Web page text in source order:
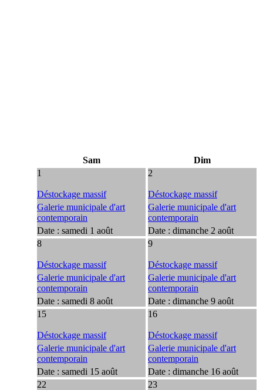
Sam
Dim
1
Déstockage massif
Galerie municipale d'art
contemporain
Date : samedi 1 août
2
Déstockage massif
Galerie municipale d'art
contemporain
Date : dimanche 2 août
8
Déstockage massif
Galerie municipale d'art
contemporain
Date : samedi 8 août
9
Déstockage massif
Galerie municipale d'art
contemporain
Date : dimanche 9 août
15
Déstockage massif
Galerie municipale d'art
contemporain
Date : samedi 15 août
16
Déstockage massif
Galerie municipale d'art
contemporain
Date : dimanche 16 août
22
23